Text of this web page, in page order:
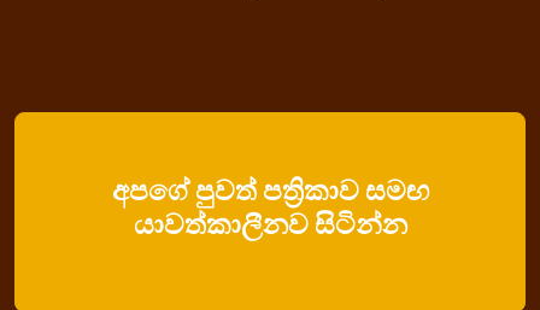
අපගේ පුවත් පත්‍රිකාව සමඟ
යාවත්කාලීනව සිටින්න